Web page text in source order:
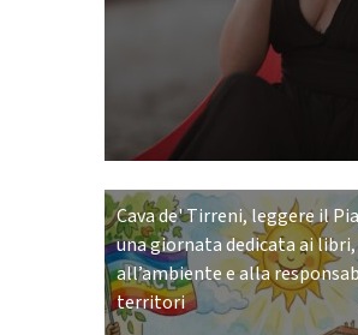
Cava de' Tirreni, leggere il
una giornata dedicata ai libri,
all’ambiente e alla
territori